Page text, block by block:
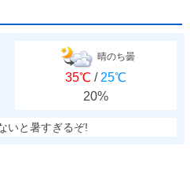
晴のち曇
35℃ / 25℃
20%
いと暑すぎるぞ!